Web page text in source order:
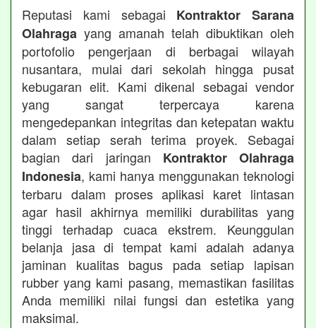
Reputasi kami sebagai Kontraktor Sarana
Olahraga yang amanah telah dibuktikan oleh
portofolio pengerjaan di berbagai wilayah
nusantara, mulai dari sekolah hingga pusat
kebugaran elit. Kami dikenal sebagai vendor
yang sangat terpercaya karena
mengedepankan integritas dan ketepatan waktu
dalam setiap serah terima proyek. Sebagai
bagian dari jaringan Kontraktor Olahraga
Indonesia, kami hanya menggunakan teknologi
terbaru dalam proses aplikasi karet lintasan
agar hasil akhirnya memiliki durabilitas yang
tinggi terhadap cuaca ekstrem. Keunggulan
belanja jasa di tempat kami adalah adanya
jaminan kualitas bagus pada setiap lapisan
rubber yang kami pasang, memastikan fasilitas
Anda memiliki nilai fungsi dan estetika yang
maksimal.